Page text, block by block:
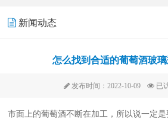
新闻动态
怎么找到合适的葡萄酒玻
发布时间：2022-10-09 已
市面上的葡萄酒不断在加工，所以说一定